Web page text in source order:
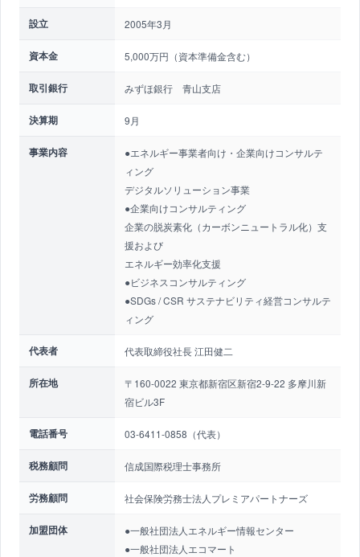
設立 2005年3月
資本金 5,000万円（資本準備金含む）
取引銀行 みずほ銀行 青山支店
決算期 9月
事業内容
●エネルギー事業者向け・企業向けコンサルテ
ィング
デジタルソリューション事業
●企業向けコンサルティング
企業の脱炭素化（カーボンニュートラル化）支
援および
エネルギー効率化支援
●ビジネスコンサルティング
●SDGs / CSR サステナビリティ経営コンサルテ
ィング
代表者 代表取締役社長 江田健二
所在地
〒160-0022 東京都新宿区新宿2-9-22 多摩川新
宿ビル3F
電話番号 03-6411-0858（代表）
税務顧問 信成国際税理士事務所
労務顧問 社会保険労務士法人プレミアパートナーズ
加盟団体
●一般社団法人エネルギー情報センター
●一般社団法人エコマート